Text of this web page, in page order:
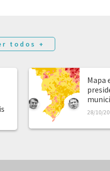
todos +
Mapa
28/10/